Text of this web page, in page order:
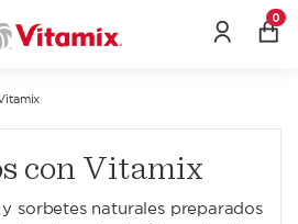
0
con Vitamix
y sorbetes naturales preparados